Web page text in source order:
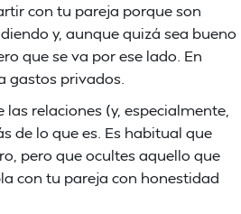
con tu pareja porque son
y, aunque quizá sea bueno
que se va por ese lado. En
gastos privados.
relaciones (y, especialmente,
de lo que es. Es habitual que
pero que ocultes aquello que
con tu pareja con honestidad